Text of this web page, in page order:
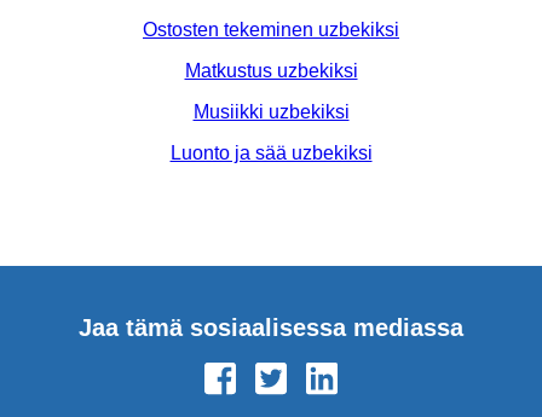
Ostosten tekeminen uzbekiksi
Matkustus uzbekiksi
Musiikki uzbekiksi
Luonto ja sää uzbekiksi
Jaa tämä sosiaalisessa mediassa